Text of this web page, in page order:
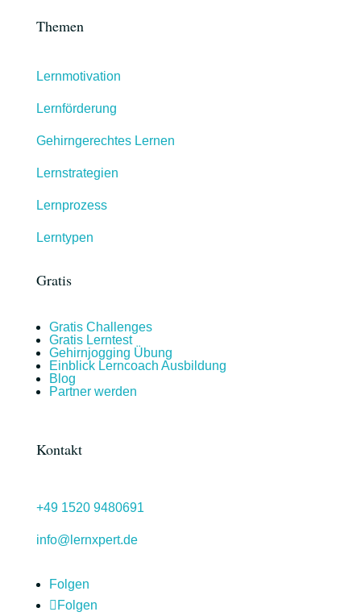
Themen
Lernmotivation
Lernförderung
Gehirngerechtes Lernen
Lernstrategien
Lernprozess
Lerntypen
Gratis
Gratis Challenges
Gratis Lerntest
Gehirnjogging Übung
Einblick Lerncoach Ausbildung
Blog
Partner werden
Kontakt
+49 1520 9480691
info@lernxpert.de
Folgen
Folgen